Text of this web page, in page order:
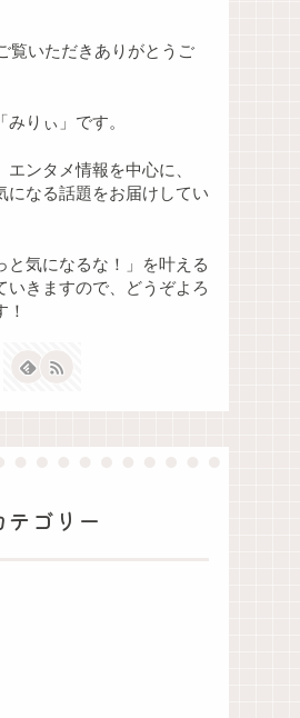
覧いただきありがとうご
りぃ」です。
エンタメ情報を中心に、
になる話題をお届けしてい
と気になるな！」を叶える
いきますので、どうぞよろ
！
テゴリー